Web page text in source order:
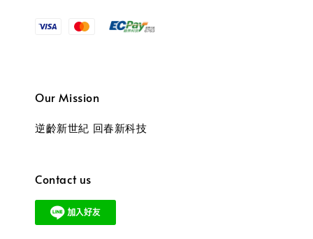
Our Mission
逆齡新世紀 回春新科技
Contact us